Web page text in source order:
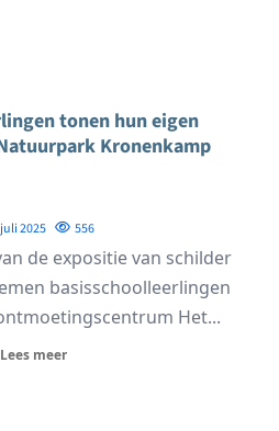
tonen hun eigen
Kronenkamp
2025 556
de expositie van schilder
basisschoolleerlingen
Het...
Lees meer